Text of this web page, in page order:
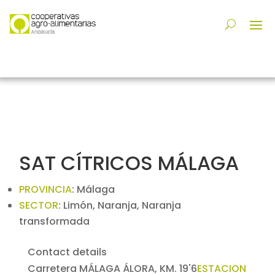
SAT CÍTRICOS MÁLAGA
PROVINCIA: Málaga
SECTOR: Limón, Naranja, Naranja
transformada
Contact details
Carretera MÁLAGA ÁLORA, KM. 19'6ESTACION